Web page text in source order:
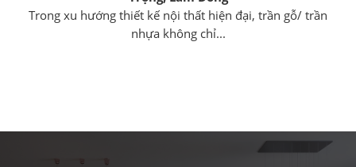
Trong xu hướng thiết kế nội thất hiện đại, trần gỗ/ trần
nhựa không chỉ...